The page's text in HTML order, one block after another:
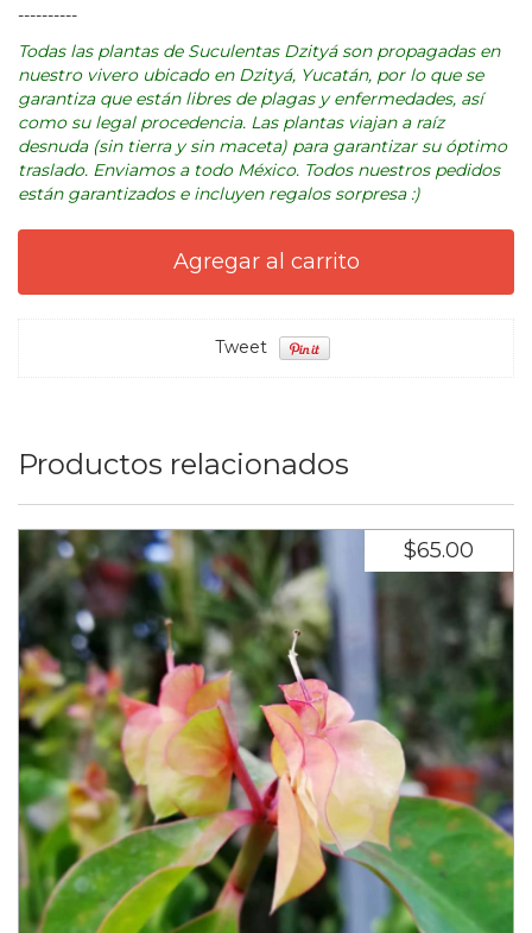
----------
Todas las plantas de Suculentas Dzityá son propagadas en
nuestro vivero ubicado en Dzityá, Yucatán, por lo que se
garantiza que están libres de plagas y enfermedades, así
como su legal procedencia. Las plantas viajan a raíz
desnuda (sin tierra y sin maceta) para garantizar su óptimo
traslado. Enviamos a todo México. Todos nuestros pedidos
están garantizados e incluyen regalos sorpresa :)
Tweet
Productos relacionados
$65.00